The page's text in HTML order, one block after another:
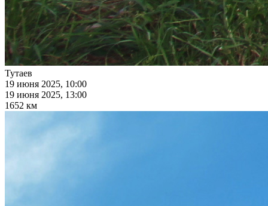
Тутаев
19 июня 2025, 10:00
19 июня 2025, 13:00
1652 км